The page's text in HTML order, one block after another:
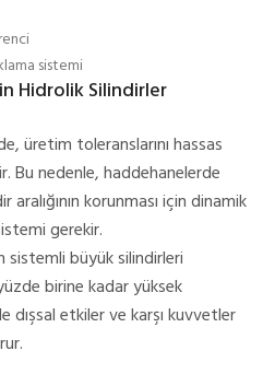
sistemi
Hidrolik Silindirler
üretim toleranslarını hassas
Bu nedenle, haddehanelerde
korunması için dinamik
gerekir.
sistemli büyük silindirleri
birine kadar yüksek
dışsal etkiler ve karşı kuvvetler